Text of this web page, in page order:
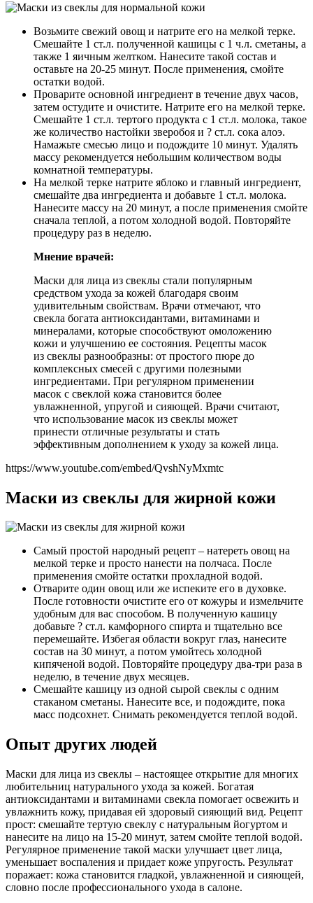
Возьмите свежий овощ и натрите его на мелкой терке.
Смешайте 1 ст.л. полученной кашицы с 1 ч.л. сметаны, а
также 1 яичным желтком. Нанесите такой состав и
оставьте на 20-25 минут. После применения, смойте
остатки водой.
Проварите основной ингредиент в течение двух часов,
затем остудите и очистите. Натрите его на мелкой терке.
Смешайте 1 ст.л. тертого продукта с 1 ст.л. молока, такое
же количество настойки зверобоя и ? ст.л. сока алоэ.
Намажьте смесью лицо и подождите 10 минут. Удалять
массу рекомендуется небольшим количеством воды
комнатной температуры.
На мелкой терке натрите яблоко и главный ингредиент,
смешайте два ингредиента и добавьте 1 ст.л. молока.
Нанесите массу на 20 минут, а после применения смойте
сначала теплой, а потом холодной водой. Повторяйте
процедуру раз в неделю.
Мнение врачей:
Маски для лица из свеклы стали популярным
средством ухода за кожей благодаря своим
удивительным свойствам. Врачи отмечают, что
свекла богата антиоксидантами, витаминами и
минералами, которые способствуют омоложению
кожи и улучшению ее состояния. Рецепты масок
из свеклы разнообразны: от простого пюре до
комплексных смесей с другими полезными
ингредиентами. При регулярном применении
масок с свеклой кожа становится более
увлажненной, упругой и сияющей. Врачи считают,
что использование масок из свеклы может
принести отличные результаты и стать
эффективным дополнением к уходу за кожей лица.
https://www.youtube.com/embed/QvshNyMxmtc
Маски из свеклы для жирной кожи
Самый простой народный рецепт – натереть овощ на
мелкой терке и просто нанести на полчаса. После
применения смойте остатки прохладной водой.
Отварите один овощ или же испеките его в духовке.
После готовности очистите его от кожуры и измельчите
удобным для вас способом. В полученную кашицу
добавьте ? ст.л. камфорного спирта и тщательно все
перемешайте. Избегая области вокруг глаз, нанесите
состав на 30 минут, а потом умойтесь холодной
кипяченой водой. Повторяйте процедуру два-три раза в
неделю, в течение двух месяцев.
Смешайте кашицу из одной сырой свеклы с одним
стаканом сметаны. Нанесите все, и подождите, пока
масс подсохнет. Снимать рекомендуется теплой водой.
Опыт других людей
Маски для лица из свеклы – настоящее открытие для многих
любительниц натурального ухода за кожей. Богатая
антиоксидантами и витаминами свекла помогает освежить и
увлажнить кожу, придавая ей здоровый сияющий вид. Рецепт
прост: смешайте тертую свеклу с натуральным йогуртом и
нанесите на лицо на 15-20 минут, затем смойте теплой водой.
Регулярное применение такой маски улучшает цвет лица,
уменьшает воспаления и придает коже упругость. Результат
поражает: кожа становится гладкой, увлажненной и сияющей,
словно после профессионального ухода в салоне.